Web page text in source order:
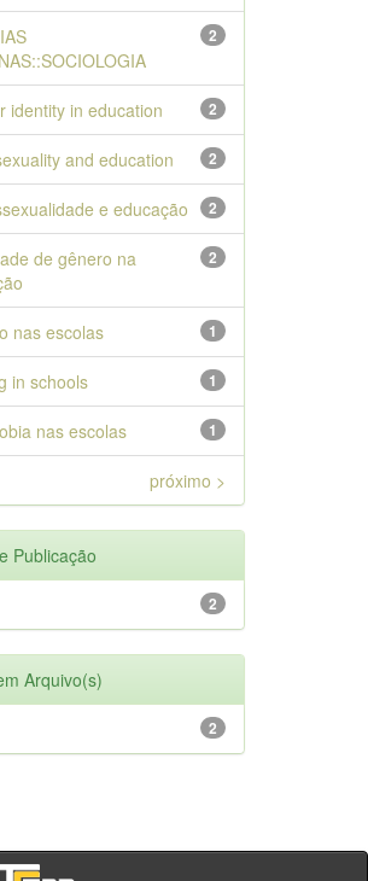
2
2
identity in education
2
and education
2
e educação
2
de gênero na
1
nas escolas
1
in schools
1
nas escolas
próximo >
Publicação
2
Arquivo(s)
2